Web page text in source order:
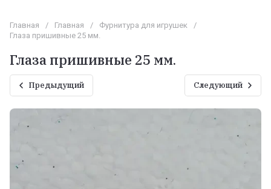
Главная / Главная / Фурнитура для игрушек
/
Глаза пришивные 25 мм.
Глаза пришивные 25 мм.
Предыдущий Следующий